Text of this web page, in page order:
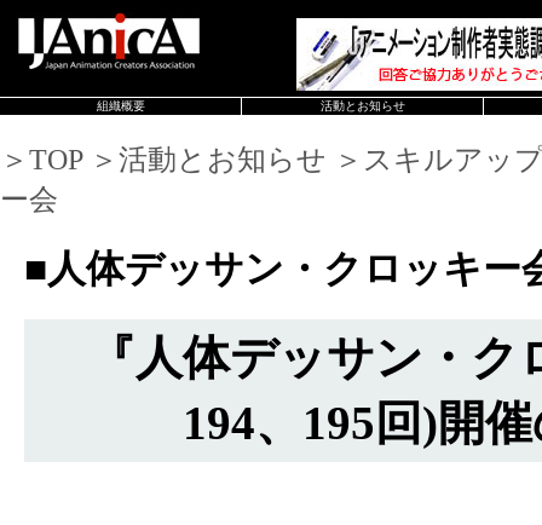
組織概要 活動とお知らせ
＞TOP ＞活動とお知らせ ＞スキルアッ
ー会
■人体デッサン・クロッキー
『人体デッサン・
194、195回)開